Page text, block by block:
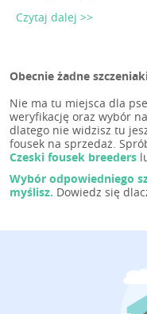
Czytaj dalej >>
Obecnie żadne
Nie ma tu miejsca dla
weryfikację oraz wybór
dlatego nie widzisz tu
fousek na sprzedaż.
Czeski fousek breeders
Wybór odpowiedniego
myślisz. Dowiedz się